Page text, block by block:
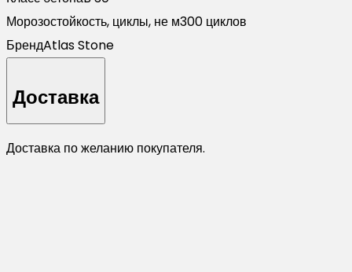
Морозостойкость, циклы, не м300 циклов
БрендAtlas Stone
Доставка
Доставка по желанию покупателя.